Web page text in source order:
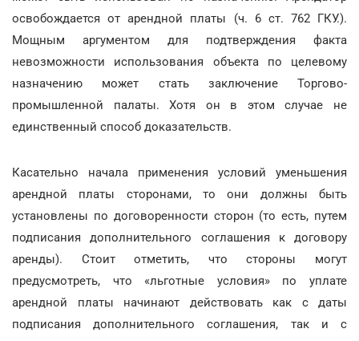
освобождается от арендной платы (ч. 6 ст. 762 ГКУ.).
Мощным аргументом для подтверждения факта
невозможности использования объекта по целевому
назначению может стать заключение Торгово-
промышленной палаты. Хотя он в этом случае не
единственный способ доказательств.
Касательно начала применения условий уменьшения
арендной платы сторонами, то они должны быть
установлены по договоренности сторон (то есть, путем
подписания дополнительного соглашения к договору
аренды). Стоит отметить, что стороны могут
предусмотреть, что «льготные условия» по уплате
арендной платы начинают действовать как с даты
подписания дополнительного соглашения, так и с